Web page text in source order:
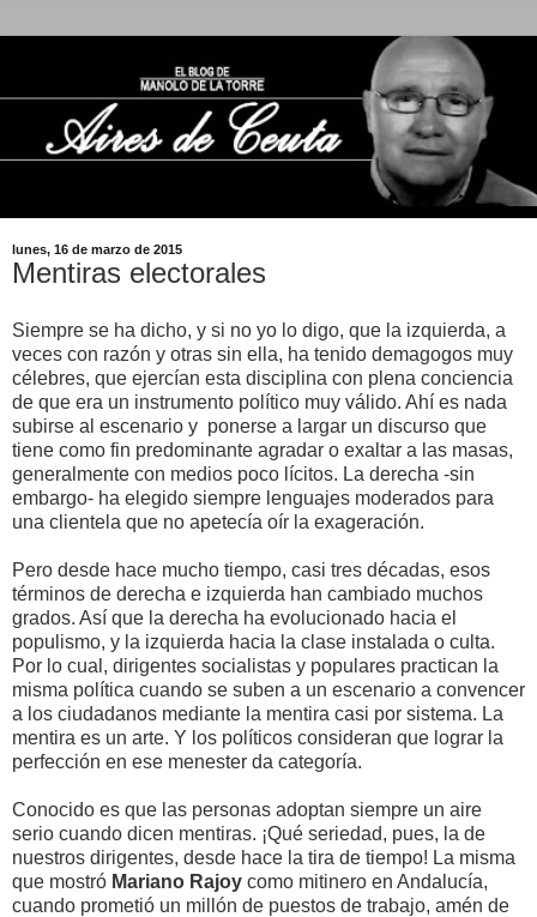
lunes, 16 de marzo de 2015
Mentiras electorales
Siempre se ha dicho, y si no yo lo digo, que la izquierda, a
veces con razón y otras sin ella, ha tenido demagogos muy
célebres, que ejercían esta disciplina con plena conciencia
de que era un instrumento político muy válido. Ahí es nada
subirse al escenario y ponerse a largar un discurso que
tiene como fin predominante agradar o exaltar a las masas,
generalmente con medios poco lícitos. La derecha -sin
embargo- ha elegido siempre lenguajes moderados para
una clientela que no apetecía oír la exageración.
Pero desde hace mucho tiempo, casi tres décadas, esos
términos de derecha e izquierda han cambiado muchos
grados. Así que la derecha ha evolucionado hacia el
populismo, y la izquierda hacia la clase instalada o culta.
Por lo cual, dirigentes socialistas y populares practican la
misma política cuando se suben a un escenario a convencer
a los ciudadanos mediante la mentira casi por sistema. La
mentira es un arte. Y los políticos consideran que lograr la
perfección en ese menester da categoría.
Conocido es que las personas adoptan siempre un aire
serio cuando dicen mentiras. ¡Qué seriedad, pues, la de
nuestros dirigentes, desde hace la tira de tiempo! La misma
que mostró Mariano Rajoy como mitinero en Andalucía,
cuando prometió un millón de puestos de trabajo, amén de